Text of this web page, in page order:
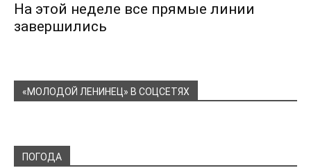
На этой неделе все прямые линии
завершились
«МОЛОДОЙ ЛЕНИНЕЦ» В СОЦСЕТЯХ
ПОГОДА